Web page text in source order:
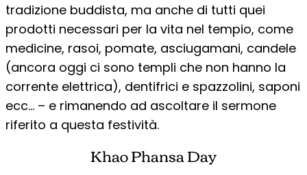
tradizione buddista, ma anche di tutti quei
prodotti necessari per la vita nel tempio, come
medicine, rasoi, pomate, asciugamani, candele
(ancora oggi ci sono templi che non hanno la
corrente elettrica), dentifrici e spazzolini, saponi
ecc… – e rimanendo ad ascoltare il sermone
riferito a questa festività.
Khao Phansa Day